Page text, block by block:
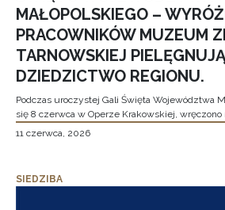
MAŁOPOLSKIEGO –
PRACOWNIKÓW MUZEUM
TARNOWSKIEJ
DZIEDZICTWO REGIONU.
Podczas uroczystej Gali Święta Województwa
się 8 czerwca w Operze Krakowskiej,
11 czerwca, 2026
SIEDZIBA